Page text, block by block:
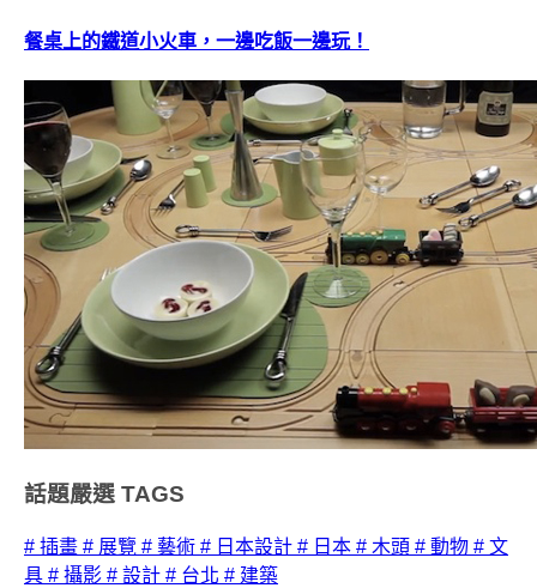
餐桌上的鐵道小火車，一邊吃飯一邊玩！
話題嚴選 TAGS
# 插畫 # 展覽 # 藝術 # 日本設計 # 日本 # 木頭 # 動物 # 文
具 # 攝影 # 設計 # 台北 # 建築